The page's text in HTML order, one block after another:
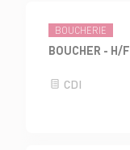
BOUCHERIE
BOUCHER - H/F
CDI